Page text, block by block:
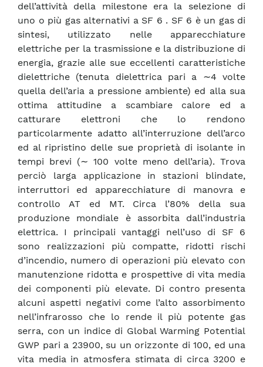
dell’attività della milestone era la selezione di
uno o più gas alternativi a SF 6 . SF 6 è un gas di
sintesi, utilizzato nelle apparecchiature
elettriche per la trasmissione e la distribuzione di
energia, grazie alle sue eccellenti caratteristiche
dielettriche (tenuta dielettrica pari a ∼4 volte
quella dell’aria a pressione ambiente) ed alla sua
ottima attitudine a scambiare calore ed a
catturare elettroni che lo rendono
particolarmente adatto all’interruzione dell’arco
ed al ripristino delle sue proprietà di isolante in
tempi brevi (∼ 100 volte meno dell’aria). Trova
perciò larga applicazione in stazioni blindate,
interruttori ed apparecchiature di manovra e
controllo AT ed MT. Circa l’80% della sua
produzione mondiale è assorbita dall’industria
elettrica. I principali vantaggi nell’uso di SF 6
sono realizzazioni più compatte, ridotti rischi
d’incendio, numero di operazioni più elevato con
manutenzione ridotta e prospettive di vita media
dei componenti più elevate. Di contro presenta
alcuni aspetti negativi come l’alto assorbimento
nell’infrarosso che lo rende il più potente gas
serra, con un indice di Global Warming Potential
GWP pari a 23900, su un orizzonte di 100, ed una
vita media in atmosfera stimata di circa 3200 e